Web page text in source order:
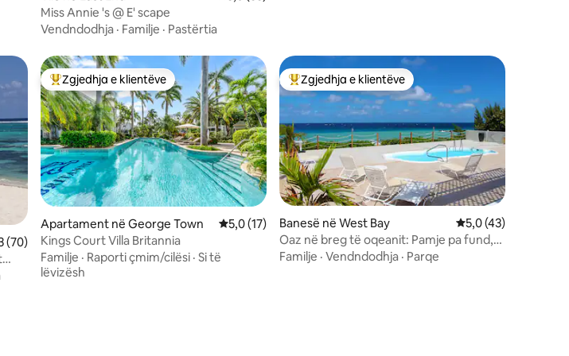
Miss Annie 's @ E' scape
Vendndodhja · Familje · Pastërtia
mesatar 4,93 nga 5, 70 vlerësime
(70)
Më të mirat e zgjedhjeve të klientëve
Zgjedhja e klientëve
Apartament në George Town Vlerësimi mesatar 5,0 nga 5, 17 vlerësime
5,0 (17)
Kings Court Villa Britannia
Familje · Raporti çmim/cilësi · Si të
lëvizësh
Më të mirat e zgjedhjeve të klientëve
Zgjedhja e klientëve
Banesë në West Bay Vlerësimi mesatar
5,0 (43)
Oaz në breg të oqeanit: Pamje pa fund,
pishinë dhe vilë
Familje · Vendndodhja · Parqe